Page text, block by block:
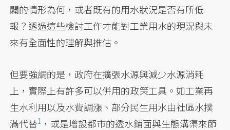
闢的情形為何，或者既有的用水狀況是否有所低
報？透過這些檢討工作才能對工業用水的現況與未
來有全面性的理解與推估。
但要強調的是，政府在擴張水源與減少水源消耗
上，實際上有許多可以併用的政策工具。如工業再
生水利用以及水費調漲、部分民生用水由社區水撲
滿代替1 ，或是增設都市的透水鋪面與生態溝渠來節